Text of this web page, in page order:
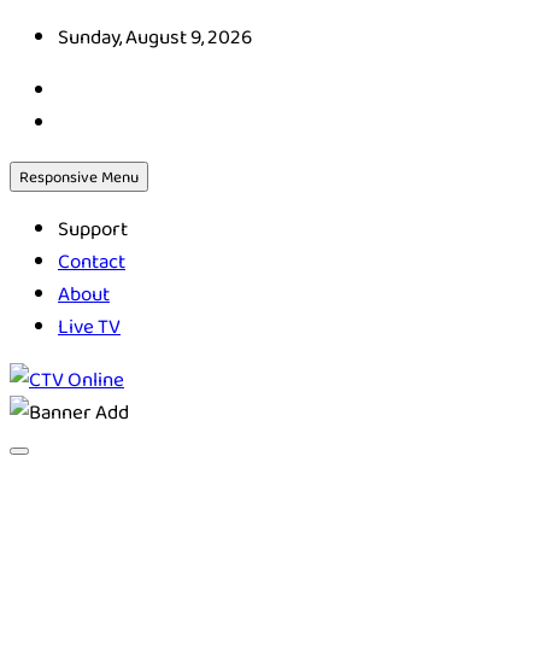
Skip
content
Sunday, August 9, 2026
Responsive Menu
Support
Contact
About
Live TV
CTV Online